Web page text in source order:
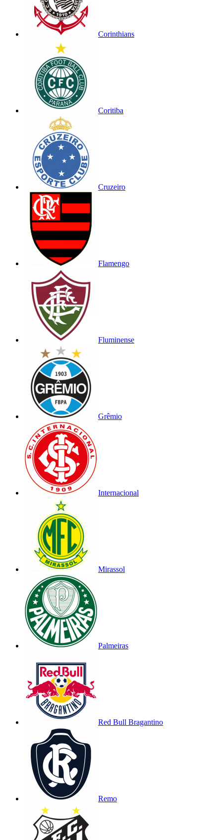
Corinthians
Coritiba
Cruzeiro
Flamengo
Fluminense
Grêmio
Internacional
Mirassol
Palmeiras
Red Bull Bragantino
Remo